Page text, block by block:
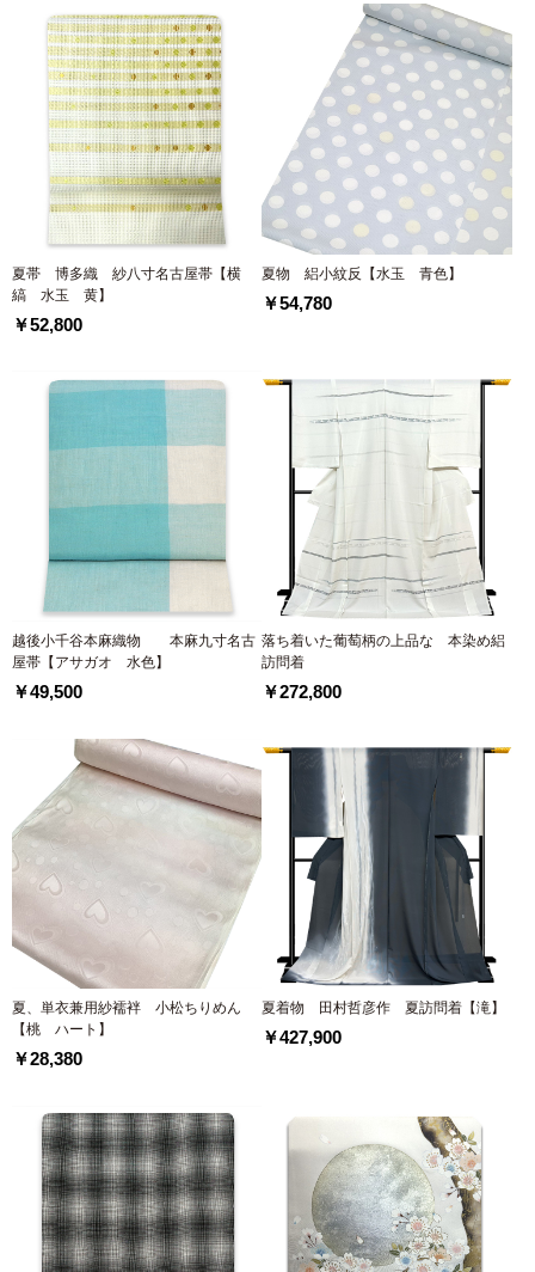
夏帯 博多織 紗八寸名古屋帯【横
縞 水玉 黄】
￥52,800
夏物 絽小紋反【水玉 青色】
￥54,780
越後小千谷本麻織物 本麻九寸名古
屋帯【アサガオ 水色】
￥49,500
落ち着いた葡萄柄の上品な 本染め絽
訪問着
￥272,800
夏、単衣兼用紗襦袢 小松ちりめん
【桃 ハート】
￥28,380
夏着物 田村哲彦作 夏訪問着【滝】
￥427,900